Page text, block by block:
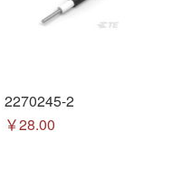
2270245-2
￥28.00